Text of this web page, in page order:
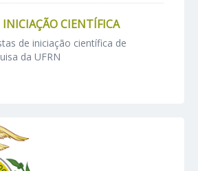
CIENTÍFICA
de iniciação científica de
da UFRN